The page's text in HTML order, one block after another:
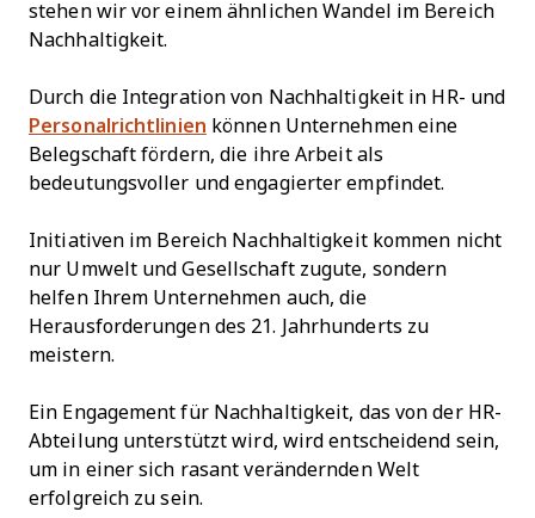
stehen wir vor einem ähnlichen Wandel im Bereich
Nachhaltigkeit.
Durch die Integration von Nachhaltigkeit in HR- und
Personalrichtlinien können Unternehmen eine
Belegschaft fördern, die ihre Arbeit als
bedeutungsvoller und engagierter empfindet.
Initiativen im Bereich Nachhaltigkeit kommen nicht
nur Umwelt und Gesellschaft zugute, sondern
helfen Ihrem Unternehmen auch, die
Herausforderungen des 21. Jahrhunderts zu
meistern.
Ein Engagement für Nachhaltigkeit, das von der HR-
Abteilung unterstützt wird, wird entscheidend sein,
um in einer sich rasant verändernden Welt
erfolgreich zu sein.